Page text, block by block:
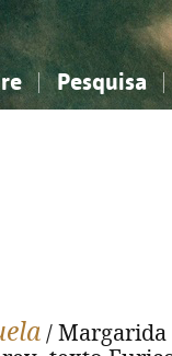
Pesquisa
sociais...
sociais...
/ Margarida